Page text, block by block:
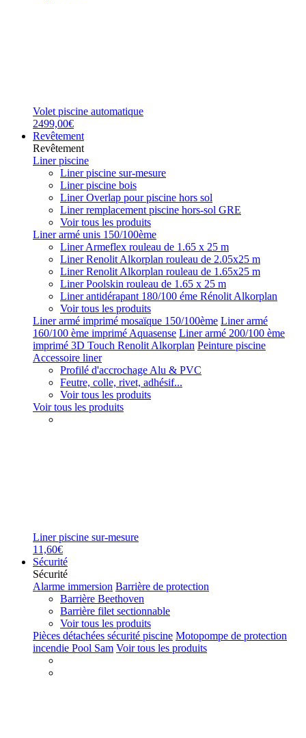
Volet piscine automatique
2499,00€
Revêtement
Revêtement
Liner piscine
Liner piscine sur-mesure
Liner piscine bois
Liner Overlap pour piscine hors sol
Liner remplacement piscine hors-sol GRE
Voir tous les produits
Liner armé unis 150/100ème
Liner Armeflex rouleau de 1.65 x 25 m
Liner Renolit Alkorplan rouleau de 2.05x25 m
Liner Renolit Alkorplan rouleau de 1.65x25 m
Liner Poolskin rouleau de 1.65 x 25 m
Liner antidérapant 180/100 éme Rénolit Alkorplan
Voir tous les produits
Liner armé imprimé mosaïque 150/100ème Liner armé
160/100 ème imprimé Aquasense Liner armé 200/100 ème
imprimé 3D Touch Renolit Alkorplan Peinture piscine
Accessoire liner
Profilé d'accrochage Alu & PVC
Feutre, colle, rivet, adhésif...
Voir tous les produits
Voir tous les produits
Liner piscine sur-mesure
11,60€
Sécurité
Sécurité
Alarme immersion Barrière de protection
Barrière Beethoven
Barrière filet sectionnable
Voir tous les produits
Pièces détachées sécurité piscine Motopompe de protection
incendie Pool Sam Voir tous les produits